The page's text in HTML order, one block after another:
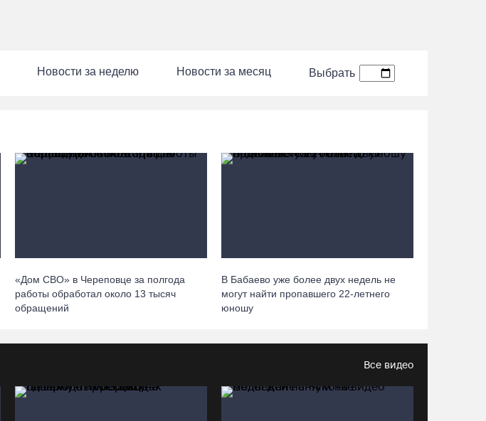
07.08.26 / 18:12
07.08.26 / 17:25
Девушка пострадала в ДТП под Кирилловом
по вине пьяного подростка на квадроцикле
07.08.26 / 16:46
слетел с трассы в кювет и опрокинулся
07.08.26 / 15:23
Новости за неделю Новости за месяц Выбрать
«Дом СВО» в Череповце за полгода
работы обработал около 13 тысяч
обращений
В Бабаево уже более двух недель не
могут найти пропавшего 22-летнего
юношу
Все видео